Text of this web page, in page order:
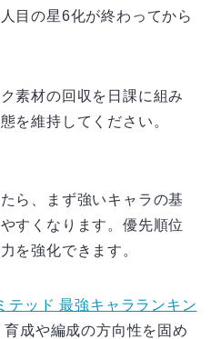
目の星6化が終わってから
素材の回収を日課に組み
を維持してください。
ら、まず強いキャラの基
すくなります。優先順位
を強化できます。
テッド 最強キャラランキン
育成や編成の方向性を固め